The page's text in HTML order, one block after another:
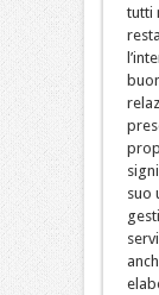
tutti
suo